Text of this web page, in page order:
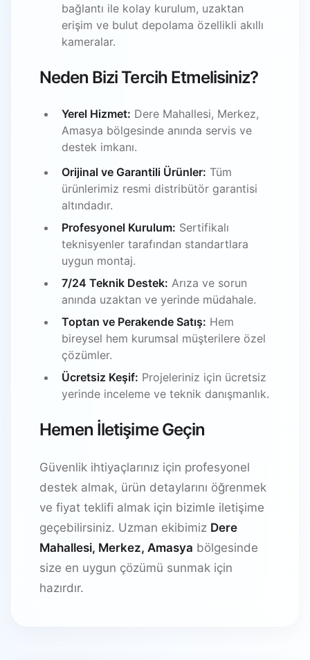
bağlantı ile kolay kurulum, uzaktan
erişim ve bulut depolama özellikli akıllı
kameralar.
Neden Bizi Tercih Etmelisiniz?
Yerel Hizmet: Dere Mahallesi, Merkez,
Amasya bölgesinde anında servis ve
destek imkanı.
Orijinal ve Garantili Ürünler: Tüm
ürünlerimiz resmi distribütör garantisi
altındadır.
Profesyonel Kurulum: Sertifikalı
teknisyenler tarafından standartlara
uygun montaj.
7/24 Teknik Destek: Arıza ve sorun
anında uzaktan ve yerinde müdahale.
Toptan ve Perakende Satış: Hem
bireysel hem kurumsal müşterilere özel
çözümler.
Ücretsiz Keşif: Projeleriniz için ücretsiz
yerinde inceleme ve teknik danışmanlık.
Hemen İletişime Geçin
Güvenlik ihtiyaçlarınız için profesyonel
destek almak, ürün detaylarını öğrenmek
ve fiyat teklifi almak için bizimle iletişime
geçebilirsiniz. Uzman ekibimiz Dere
Mahallesi, Merkez, Amasya bölgesinde
size en uygun çözümü sunmak için
hazırdır.